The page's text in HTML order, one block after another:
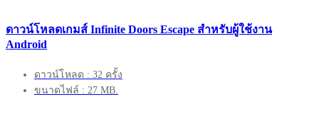
ดาวน์โหลดเกมส์ Infinite Doors Escape สำหรับผู้ใช้งาน
Android
ดาวน์โหลด : 32 ครั้ง
ขนาดไฟล์ : 27 MB.